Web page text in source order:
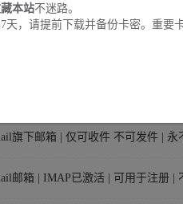
旗下邮箱 | 仅可收件 不可发件 | 永
邮箱 | IMAP已激活 | 可用于注册 |
本站不迷路。
天，请提前下载并备份卡密。重要